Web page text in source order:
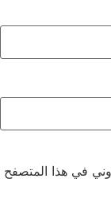
في هذا المتصفح